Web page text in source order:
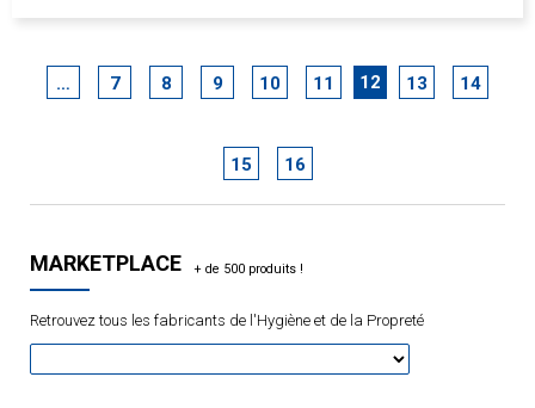
… 7 8 9 10 11 12 13 14
15 16
MARKETPLACE
Retrouvez tous les fabricants de l'Hygiène et de la Propreté